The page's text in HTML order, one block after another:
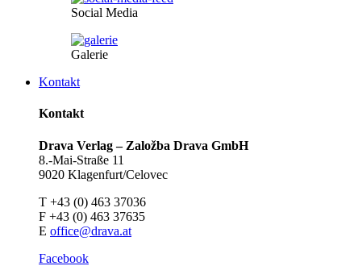
Social Media
Galerie
Kontakt
Kontakt
Drava Verlag – Založba Drava GmbH
8.-Mai-Straße 11
9020 Klagenfurt/Celovec
T +43 (0) 463 37036
F +43 (0) 463 37635
E office@drava.at
Facebook